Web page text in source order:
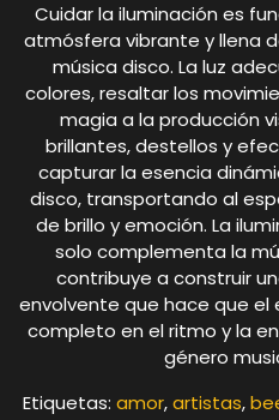
Cuidar la iluminación es
atmósfera vibrante y llena
música disco. La luz
colores, resaltar los
magia a la producción
brillantes, destellos y
capturar la esencia
disco, transportando al
de brillo y emoción. La
solo complementa la
contribuye a construir
envolvente que hace que
completo en el ritmo y la
género
Etiquetas: amor,artistas,